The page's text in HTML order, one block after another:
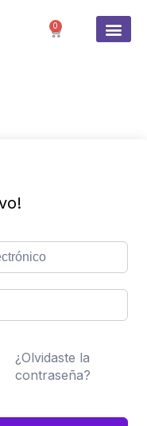
0
¿Olvidaste la
contraseña?